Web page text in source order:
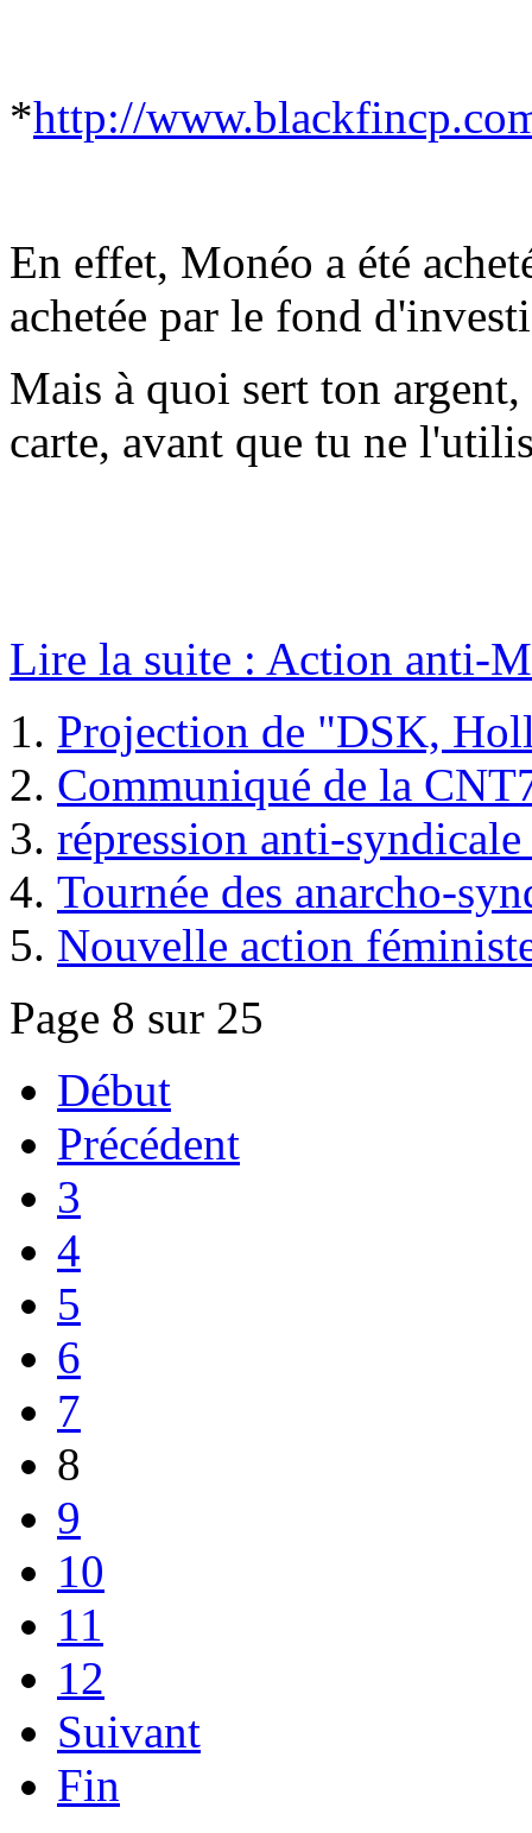
*http://
En effet, Monéo a été
achetée par le fond
Mais à quoi sert ton
carte, avant que tu ne
Lire la suite : Action anti-
Projection de "DSK,
Communiqué de la
répression anti-
Tournée des anarcho-
Nouvelle action
Page 8 sur 25
Début
Précédent
3
4
5
6
7
8
9
10
11
12
Suivant
Fin